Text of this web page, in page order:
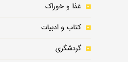
غذا و خوراک
کتاب و ادبیات
گردشگری